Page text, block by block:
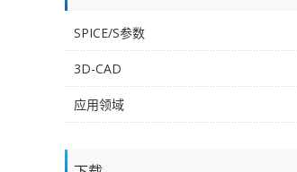
SPICE/S参数
3D-CAD
应用领域